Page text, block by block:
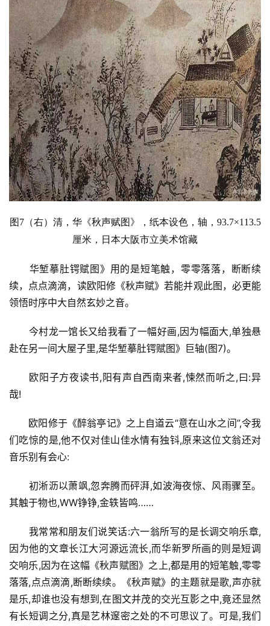
图7（右） 清， 华《秋声赋图》，纸本设色，轴， 93.7×113.5
厘米，日本大阪市立美术馆藏
华堑摹肚锷赋图》用的是短笔触，零零落落，断断续
续，点点滴滴，读欧阳修《秋声赋》若能并观此图，必更能
领悟时序中大自然玄妙之音。
今村龙一馆长又给我看了一幅好画,因为幅面大,单独悬
赴在另一间大屋子里,是华堑摹肚锷赋图》巨轴(图7)。
欧阳子方夜读书,阳有声自西南来者,悚然而听之,曰:异
哉!
欧阳修于《醉翁亭记》之上自道云“意在山水之间”,令我
们吃惊的是,他不仅对佳山佳水情有独钭,原来这位文翁还对
音乐别有会心:
初淅沥以萧飒,忽奔腾而砰湃,如波海夜惊、风雨骤至。
其触于物也,WW铮铮,金轶皆鸣……
我常常和朋友们说笑话:六一翁所写的是长调交响乐章,
因为他的文章长江大河源远流长,而华新罗所画的则是短调
交响乐,因为在这幅《秋声赋图》之上,都是用的短笔触,零零
落落,点点滴滴,断断续续。《秋声赋》的主题就是歌,声亦就
是乐,却谁也没有想到,在图文并茂的交光互影之中,竟还显然
有长短调之分,真是艺林邃密之处的不可思议了。可是,我们